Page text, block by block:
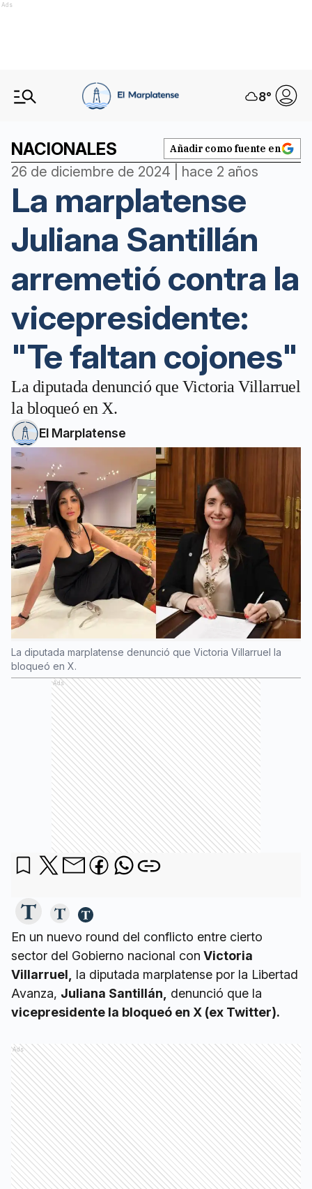
Ads
8°
NACIONALES Añadir como fuente en
26 de diciembre de 2024 | hace 2 años
La marplatense
Juliana Santillán
arremetió contra la
vicepresidente:
"Te faltan cojones"
La diputada denunció que Victoria Villarruel
la bloqueó en X.
El Marplatense
La diputada marplatense denunció que Victoria Villarruel la
bloqueó en X.
Ads
En un nuevo round del conflicto entre cierto
sector del Gobierno nacional con Victoria
Villarruel,
la diputada marplatense por la Libertad
Avanza, Juliana Santillán,
denunció que la
vicepresidente la bloqueó en X (ex Twitter).
Ads